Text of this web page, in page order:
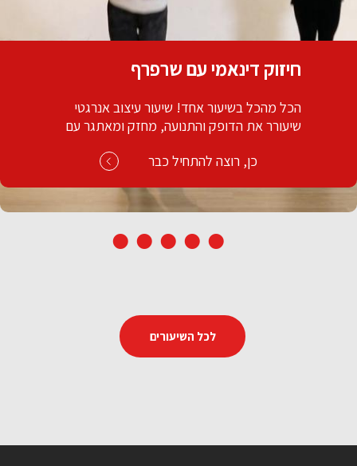
פשוט אירובי
בואו פשוט כמו שאתם, נעלי ספורט ומצב רוח
טוב. נשרוף, נשחרר ונזיע. מתאים לכל המשפחה!
כן, רוצה להתחיל כבר
לכל השיעורים